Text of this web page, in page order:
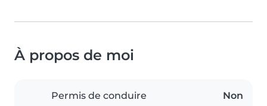
À propos de moi
Permis de conduire Non